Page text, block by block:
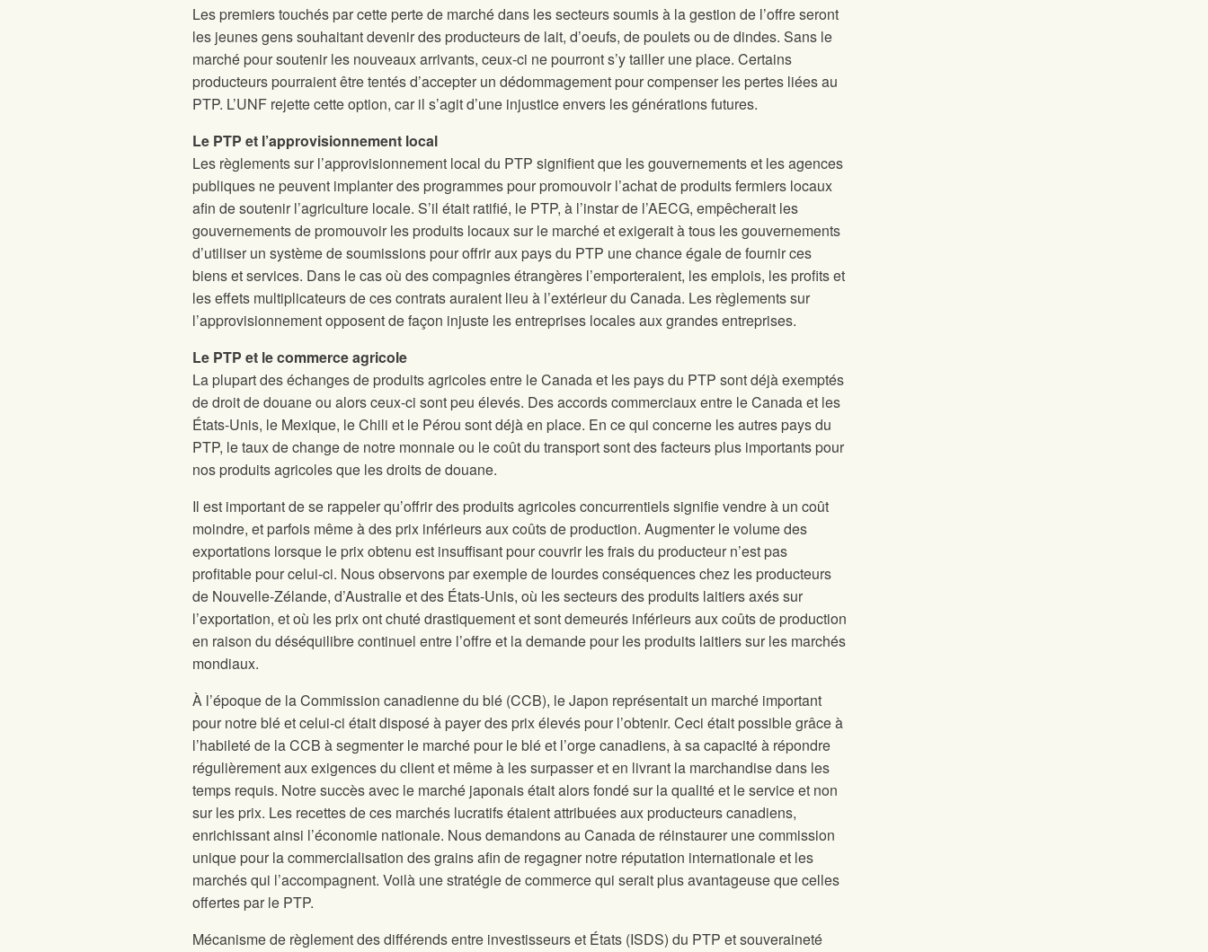
Les premiers touchés par cette perte de marché dans les secteurs soumis à la gestion de l’offre seront
les jeunes gens souhaitant devenir des producteurs de lait, d’oeufs, de poulets ou de dindes. Sans le
marché pour soutenir les nouveaux arrivants, ceux-ci ne pourront s’y tailler une place. Certains
producteurs pourraient être tentés d’accepter un dédommagement pour compenser les pertes liées au
PTP. L’UNF rejette cette option, car il s’agit d’une injustice envers les générations futures.
Le PTP et l’approvisionnement local
Les règlements sur l’approvisionnement local du PTP signifient que les gouvernements et les agences
publiques ne peuvent implanter des programmes pour promouvoir l’achat de produits fermiers locaux
afin de soutenir l’agriculture locale. S’il était ratifié, le PTP, à l’instar de l’AECG, empêcherait les
gouvernements de promouvoir les produits locaux sur le marché et exigerait à tous les gouvernements
d’utiliser un système de soumissions pour offrir aux pays du PTP une chance égale de fournir ces
biens et services. Dans le cas où des compagnies étrangères l’emporteraient, les emplois, les profits et
les effets multiplicateurs de ces contrats auraient lieu à l’extérieur du Canada. Les règlements sur
l’approvisionnement opposent de façon injuste les entreprises locales aux grandes entreprises.
Le PTP et le commerce agricole
La plupart des échanges de produits agricoles entre le Canada et les pays du PTP sont déjà exemptés
de droit de douane ou alors ceux-ci sont peu élevés. Des accords commerciaux entre le Canada et les
États-Unis, le Mexique, le Chili et le Pérou sont déjà en place. En ce qui concerne les autres pays du
PTP, le taux de change de notre monnaie ou le coût du transport sont des facteurs plus importants pour
nos produits agricoles que les droits de douane.
Il est important de se rappeler qu’offrir des produits agricoles concurrentiels signifie vendre à un coût
moindre, et parfois même à des prix inférieurs aux coûts de production. Augmenter le volume des
exportations lorsque le prix obtenu est insuffisant pour couvrir les frais du producteur n’est pas
profitable pour celui-ci. Nous observons par exemple de lourdes conséquences chez les producteurs
de Nouvelle-Zélande, d’Australie et des États-Unis, où les secteurs des produits laitiers axés sur
l’exportation, et où les prix ont chuté drastiquement et sont demeurés inférieurs aux coûts de production
en raison du déséquilibre continuel entre l’offre et la demande pour les produits laitiers sur les marchés
mondiaux.
À l’époque de la Commission canadienne du blé (CCB), le Japon représentait un marché important
pour notre blé et celui-ci était disposé à payer des prix élevés pour l’obtenir. Ceci était possible grâce à
l’habileté de la CCB à segmenter le marché pour le blé et l’orge canadiens, à sa capacité à répondre
régulièrement aux exigences du client et même à les surpasser et en livrant la marchandise dans les
temps requis. Notre succès avec le marché japonais était alors fondé sur la qualité et le service et non
sur les prix. Les recettes de ces marchés lucratifs étaient attribuées aux producteurs canadiens,
enrichissant ainsi l’économie nationale. Nous demandons au Canada de réinstaurer une commission
unique pour la commercialisation des grains afin de regagner notre réputation internationale et les
marchés qui l’accompagnent. Voilà une stratégie de commerce qui serait plus avantageuse que celles
offertes par le PTP.
Mécanisme de règlement des différends entre investisseurs et États (ISDS) du PTP et souveraineté